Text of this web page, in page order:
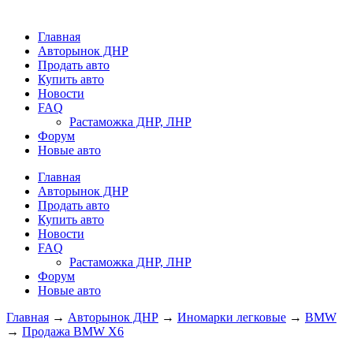
Главная
Авторынок ДНР
Продать авто
Купить авто
Новости
FAQ
Растаможка ДНР, ЛНР
Форум
Новые авто
Главная
Авторынок ДНР
Продать авто
Купить авто
Новости
FAQ
Растаможка ДНР, ЛНР
Форум
Новые авто
Главная → Авторынок ДНР → Иномарки легковые → BMW
→ Продажа BMW X6